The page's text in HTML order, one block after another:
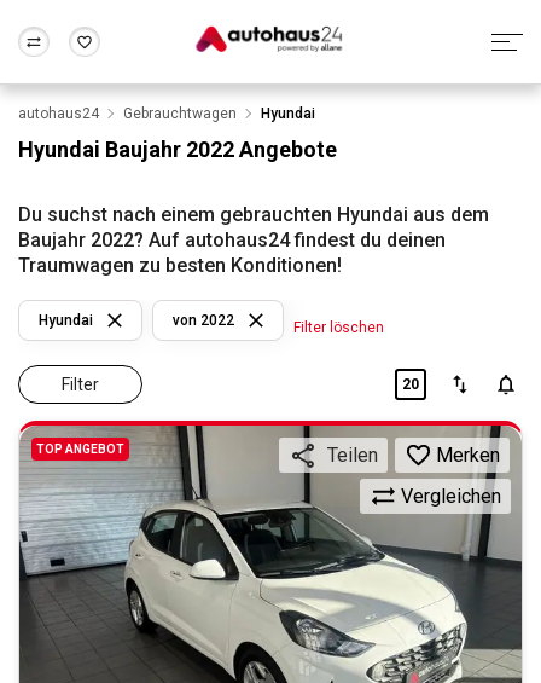
Wir bewerten dein Auto
Alle Fragen & Antworten
Rund um die Inzahlungnahme
Frankfurt Wuppertal
autohaus24 Gebrauchtwagen Hyundai
Hyundai Baujahr 2022 Angebote
Du suchst nach einem gebrauchten Hyundai aus dem
Baujahr 2022? Auf autohaus24 findest du deinen
Traumwagen zu besten Konditionen!
Filter
Hyundai von 2022 Filter löschen
20
TOP ANGEBOT
Vergleichen
Teilen Merken